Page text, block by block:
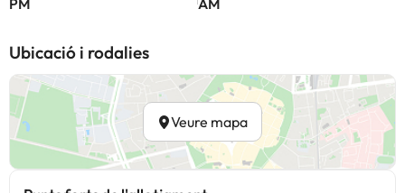
PM
AM
Ubicació i rodalies
Veure mapa